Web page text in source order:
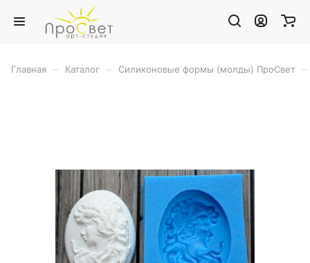
Главная Каталог Силиконовые формы (молды) ПроСвет